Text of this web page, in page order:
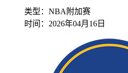
类型：NBA附加赛
时间： 2026年04月16日